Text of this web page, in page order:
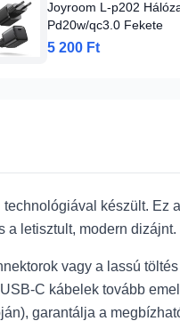
Joyroom L-p202
Pd20w/qc3.0 Fekete
5 200 Ft
készült. Ez
a letisztult, modern dizájnt.
vagy a lassú
C kábelek tovább
garantálja a